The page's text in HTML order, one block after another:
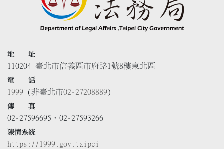
地 址
110204 臺北市信義區市府路1號8樓東北區
電 話
1999 (非臺北市02-27208889)
傳 真
02-27596695、02-27593266
陳情系統
https://1999.gov.taipei